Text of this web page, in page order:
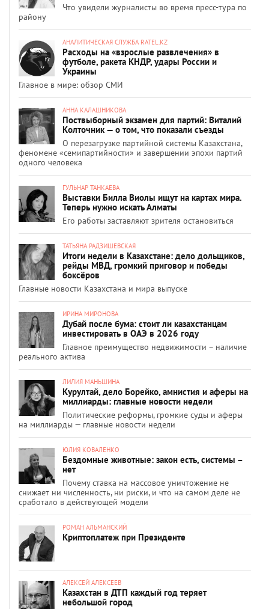
Что увидели журналисты во время пресс-тура по
району
АНАЛИТИЧЕСКАЯ СЛУЖБА RATEL.KZ
Расходы на «взрослые развлечения» в
футболе, ракета КНДР, удары России и
Украины
Главное в мире: обзор СМИ
АННА КАЛАШНИКОВА
Поствыборный экзамен для партий: Виталий
Колточник — о том, что показали съезды
О перезагрузке партийной системы Казахстана,
феномене «семипартийности» и завершении эпохи партий
одного человека
ГУЛЬНАР ТАНКАЕВА
Выставки Билла Виолы ищут на картах мира.
Теперь нужно искать Алматы
Его работы заставляют зрителя остановиться
ТАТЬЯНА РАДЗИШЕВСКАЯ
Итоги недели в Казахстане: дело дольщиков,
рейды МВД, громкий приговор и победы
боксёров
Главные новости Казахстана и мира выпуске
ИРИНА МИРОНОВА
Дубай после бума: стоит ли казахстанцам
инвестировать в ОАЭ в 2026 году
Главное преимущество недвижимости – наличие
реального актива
ЛИЛИЯ МАНЬШИНА
Курултай, дело Борейко, амнистия и аферы на
миллиарды: главные новости недели
Политические реформы, громкие суды и аферы
на миллиарды — главные новости недели
ЮЛИЯ КОВАЛЕНКО
Бездомные животные: закон есть, системы –
нет
Почему ставка на массовое уничтожение не
снижает ни численность, ни риски, и что на самом деле не
сработало в действующей модели
РОМАН АЛЬМАНСКИЙ
Криптоплатеж при Президенте
АЛЕКСЕЙ АЛЕКСЕЕВ
Казахстан в ДТП каждый год теряет
небольшой город